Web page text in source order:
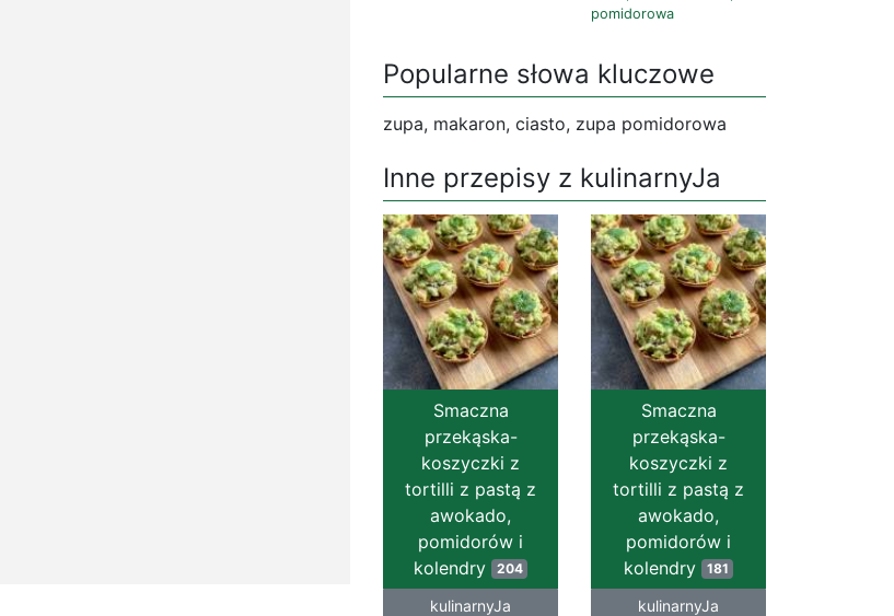
pomidorowa
Popularne słowa kluczowe
zupa, makaron, ciasto, zupa pomidorowa
Inne przepisy z kulinarnyJa
Smaczna
przekąska-
koszyczki z
tortilli z pastą z
awokado,
pomidorów i
kolendry
204
kulinarnyJa
Smaczna
przekąska-
koszyczki z
tortilli z pastą z
awokado,
pomidorów i
kolendry
181
kulinarnyJa